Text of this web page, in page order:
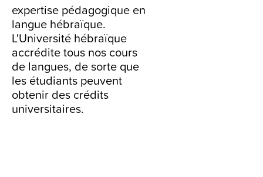
expertise pédagogique en
langue hébraïque.
L'Université hébraïque
accrédite tous nos cours
de langues, de sorte que
les étudiants peuvent
obtenir des crédits
universitaires.